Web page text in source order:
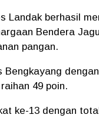
Landak berhasil
Bendera
pangan.
49 poin.
ke-13 dengan